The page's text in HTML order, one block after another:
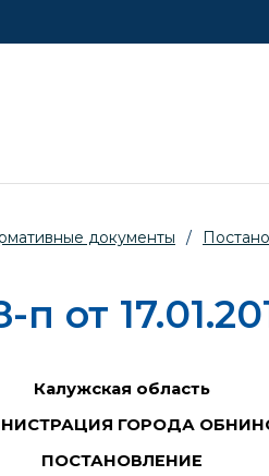
документы /
от
Калужская область
ГОРОДА
ПОСТАНОВЛЕНИЕ